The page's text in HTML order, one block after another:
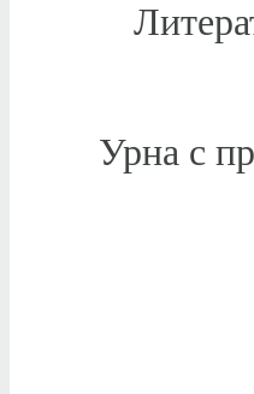
Урна с